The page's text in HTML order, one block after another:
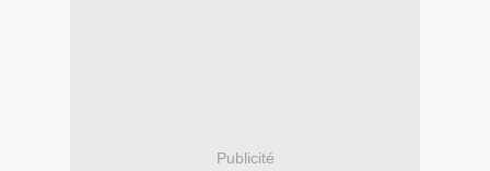
Publicité